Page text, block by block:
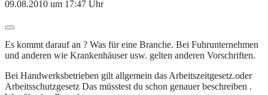
09.08.2010 um 17:47 Uhr
Es kommt darauf an ? Was für eine Branche. Bei Fuhrunternehmen
und anderen wie Krankenhäuser usw. gelten anderen Vorschriften.
Bei Handwerksbetrieben gilt allgemein das Arbeitszeitgesetz.oder
Arbeitsschutzgesetz Das müsstest du schon genauer beschreiben .